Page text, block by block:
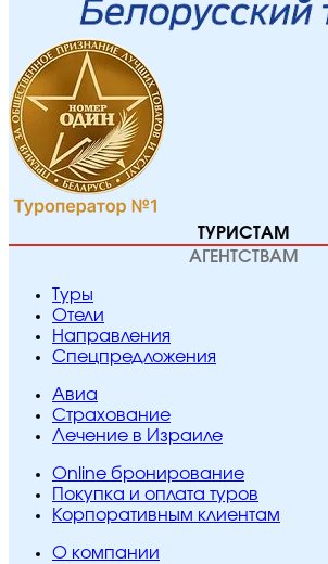
ТУРИСТАМ
АГЕНТСТВАМ
Туры
Отели
Направления
Спецпредложения
Авиа
Страхование
Лечение в Израиле
Online бронирование
Покупка и оплата туров
Корпоративным клиентам
O компании